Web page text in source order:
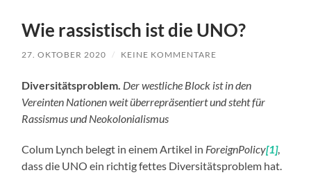
Wie rassistisch ist die UNO?
27. OKTOBER 2020 / KEINE KOMMENTARE
Diversitätsproblem. Der westliche Block ist in den
Vereinten Nationen weit überrepräsentiert und steht für
Rassismus und Neokolonialismus
Colum Lynch belegt in einem Artikel in ForeignPolicy[1],
dass die UNO ein richtig fettes Diversitätsproblem hat.